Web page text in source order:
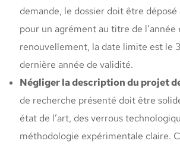
demande, le dossier doit être déposé
pour un agrément au titre de l’année
renouvellement, la date limite est le
dernière année de validité.
Négliger la description du projet
de recherche présenté doit être
état de l’art, des verrous
méthodologie expérimentale claire.